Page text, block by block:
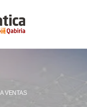
VENTAS